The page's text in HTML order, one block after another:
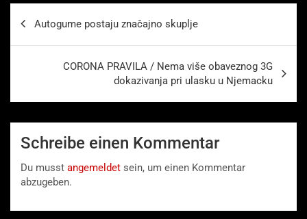
Autogume postaju značajno skuplje
CORONA PRAVILA / Nema više obaveznog 3G
dokazivanja pri ulasku u Njemacku
Schreibe einen Kommentar
Du musst angemeldet sein, um einen Kommentar
abzugeben.